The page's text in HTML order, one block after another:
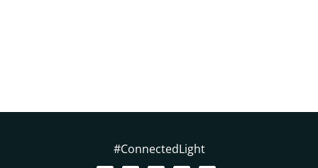
#ConnectedLight